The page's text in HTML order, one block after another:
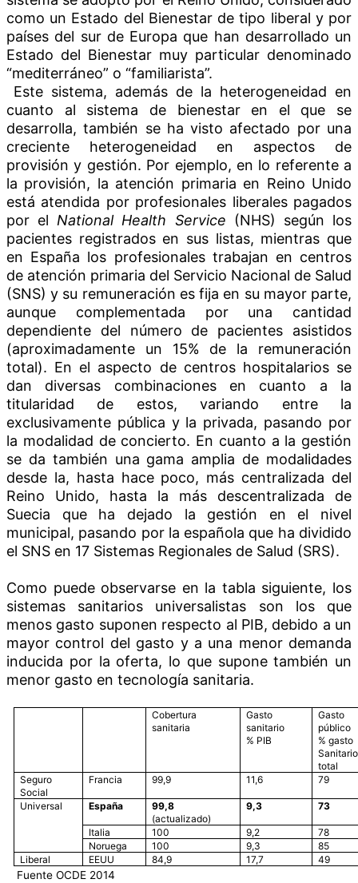
como un Estado del Bienestar de tipo liberal y por
países del sur de Europa que han desarrollado un
Estado del Bienestar muy particular denominado
“mediterráneo” o “familiarista”.
Este sistema, además de la heterogeneidad en
cuanto al sistema de bienestar en el que se
desarrolla, también se ha visto afectado por una
creciente heterogeneidad en aspectos de
provisión y gestión. Por ejemplo, en lo referente a
la provisión, la atención primaria en Reino Unido
está atendida por profesionales liberales pagados
por elNational Health Service (NHS) según los
pacientes registrados en sus listas, mientras que
en España los profesionales trabajan en centros
de atención primaria del Servicio Nacional de Salud
(SNS) y su remuneración es fija en su mayor parte,
aunque complementada por una cantidad
dependiente del número de pacientes asistidos
(aproximadamente un 15% de la remuneración
total). En el aspecto de centros hospitalarios se
dan diversas combinaciones en cuanto a la
titularidad de estos, variando entre la
exclusivamente pública y la privada, pasando por
la modalidad de concierto. En cuanto a la gestión
se da también una gama amplia de modalidades
desde la, hasta hace poco, más centralizada del
Reino Unido, hasta la más descentralizada de
Suecia que ha dejado la gestión en el nivel
municipal, pasando por la española que ha dividido
el SNS en 17 Sistemas Regionales de Salud (SRS).
Como puede observarse en la tabla siguiente, los
sistemas sanitarios universalistas son los que
menos gasto suponen respecto al PIB, debido a un
mayor control del gasto y a una menor demanda
inducida por la oferta, lo que supone también un
menor gasto en tecnología sanitaria.
Cobertura
sanitaria
Gasto
sanitario
% PIB
Gasto
público
% gasto
Sanitario
total
Seguro
Social
Francia 99,9 11,6 79
Universal España
99,8
(actualizado)
9,3 73
Italia 100 9,2
78
Noruega
100 9,3
85
Liberal
EEUU 84,9 17,7 49
Fuente OCDE 2014